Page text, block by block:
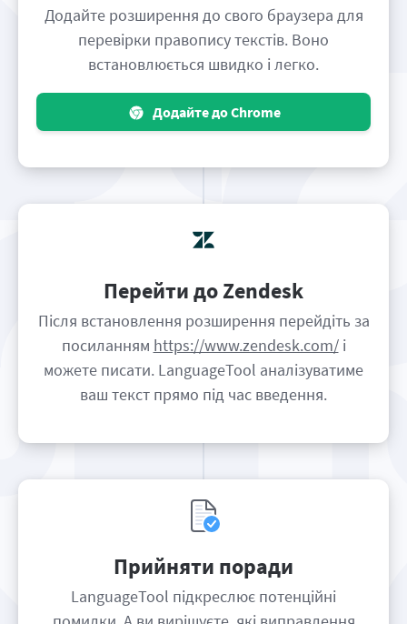
Додайте розширення до свого браузера для
перевірки правопису текстів. Воно
встановлюється швидко і легко.
Додайте до Chrome
Перейти до Zendesk
Після встановлення розширення перейдіть за
посиланням https://www.zendesk.com/і
можете писати. LanguageTool аналізуватиме
ваш текст прямо під час введення.
Прийняти поради
LanguageTool підкреслює потенційні